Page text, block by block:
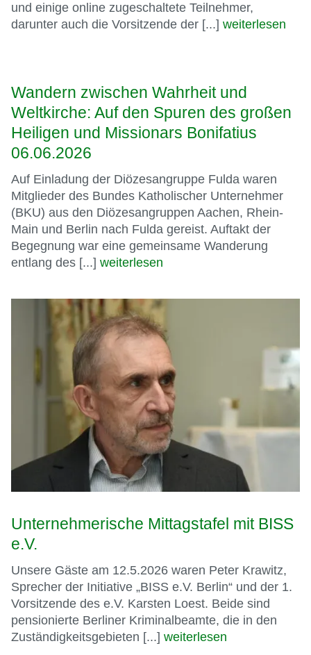
und einige online zugeschaltete Teilnehmer,
darunter auch die Vorsitzende der [...] weiterlesen
Wandern zwischen Wahrheit und
Weltkirche: Auf den Spuren des großen
Heiligen und Missionars Bonifatius
06.06.2026
Auf Einladung der Diözesangruppe Fulda waren
Mitglieder des Bundes Katholischer Unternehmer
(BKU) aus den Diözesangruppen Aachen, Rhein-
Main und Berlin nach Fulda gereist. Auftakt der
Begegnung war eine gemeinsame Wanderung
entlang des [...] weiterlesen
Unternehmerische Mittagstafel mit BISS
e.V.
Unsere Gäste am 12.5.2026 waren Peter Krawitz,
Sprecher der Initiative „BISS e.V. Berlin“ und der 1.
Vorsitzende des e.V. Karsten Loest. Beide sind
pensionierte Berliner Kriminalbeamte, die in den
Zuständigkeitsgebieten [...] weiterlesen